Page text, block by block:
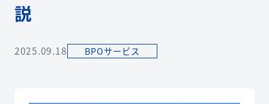
説
2025.09.18 BPOサービス